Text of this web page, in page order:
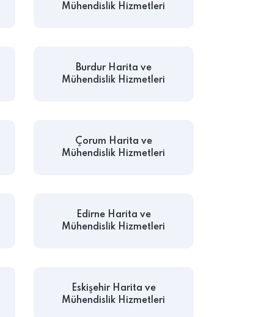
Mühendislik Hizmetleri
Burdur Harita ve
Mühendislik Hizmetleri
Çorum Harita ve
Mühendislik Hizmetleri
Edirne Harita ve
Mühendislik Hizmetleri
Eskişehir Harita ve
Mühendislik Hizmetleri